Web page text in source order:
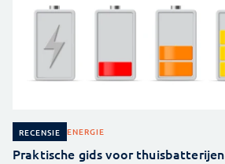
RECENSIE ENERGIE
Praktische gids voor thuisbatterijen